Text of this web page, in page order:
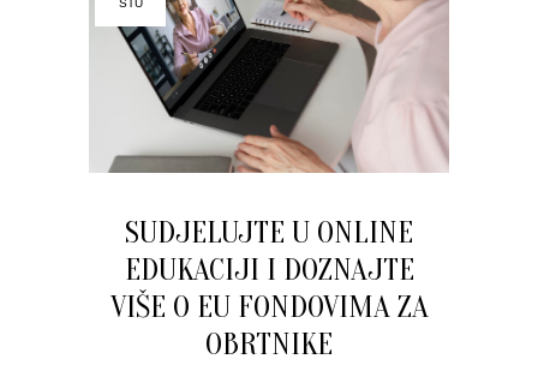
STU
SUDJELUJTE U ONLINE
EDUKACIJI I DOZNAJTE
VIŠE O EU FONDOVIMA ZA
OBRTNIKE